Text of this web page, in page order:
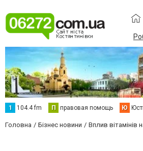
1 104.4 fm П правовая помощь Ю
Головна Бізнес новини Вплив вітамінів